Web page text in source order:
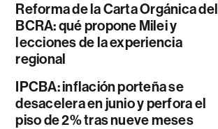
Reforma de la Carta Orgánica del
BCRA: qué propone Milei y
lecciones de la experiencia
regional
IPCBA: inflación porteña se
desacelera en junio y perfora el
piso de 2% tras nueve meses